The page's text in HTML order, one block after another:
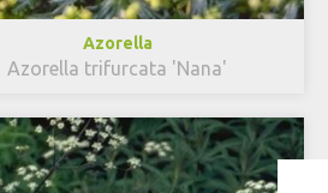
Azorella
Azorella trifurcata 'Nana'